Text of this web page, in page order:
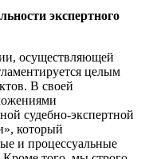
экспертного
осуществляющей
целым
В своей
судебно-экспертной
который
и процессуальные